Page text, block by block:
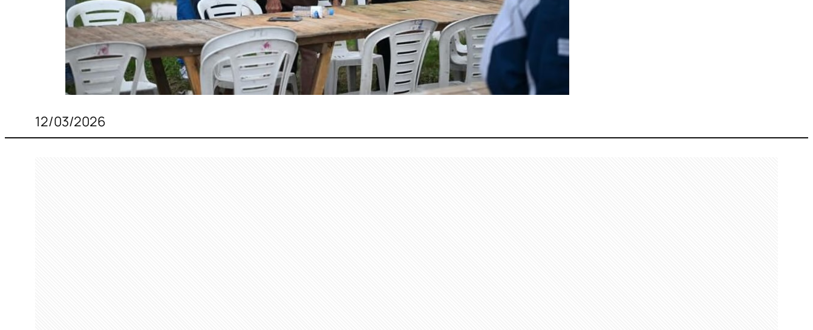
12/03/2026